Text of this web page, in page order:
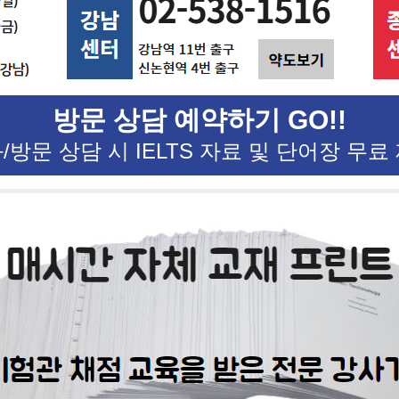
방문 상담 예약하기 GO!!
방문 상담 시 IELTS 자료 및 단어장 무료